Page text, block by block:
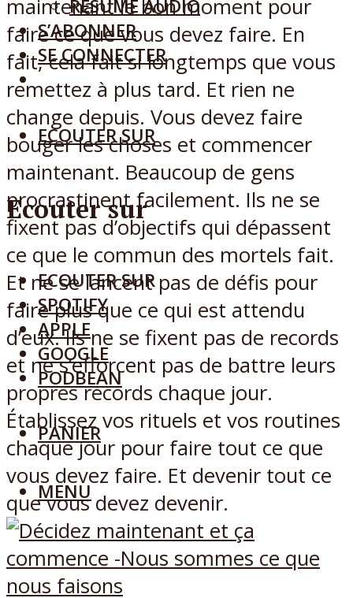
RÉSUMÉ AUDIO
S’ABONNER
SE CONNECTER
ECOUTER SUR
Ecouter sur
ECOUTER SUR
SPOTIFY
APPLE
GOOGLE
PODBEAN
PANIER
MENU
maintenant le bon moment pour
faire ce que vous devez faire. En
fait, cela fait si longtemps que vous
remettez à plus tard. Et rien ne
change depuis. Vous devez faire
bouger les choses et commencer
maintenant. Beaucoup de gens
procrastinent facilement. Ils ne se
fixent pas d’objectifs qui dépassent
ce que le commun des mortels fait.
Et ne se lancent pas de défis pour
faire plus que ce qui est attendu
d’eux. Ils ne se fixent pas de records
et ne s’efforcent pas de battre leurs
propres records chaque jour.
Établissez vos rituels et vos routines
chaque jour pour faire tout ce que
vous devez faire. Et devenir tout ce
que vous devez devenir.